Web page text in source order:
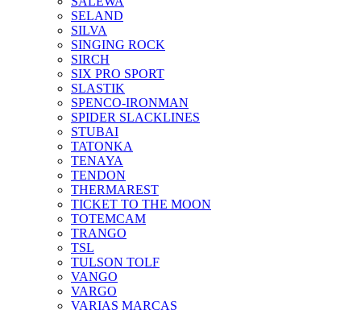
SELAND
SILVA
SINGING ROCK
SIRCH
SIX PRO SPORT
SLASTIK
SPENCO-IRONMAN
SPIDER SLACKLINES
STUBAI
TATONKA
TENAYA
TENDON
THERMAREST
TICKET TO THE MOON
TOTEMCAM
TRANGO
TSL
TULSON TOLF
VANGO
VARGO
VARIAS MARCAS